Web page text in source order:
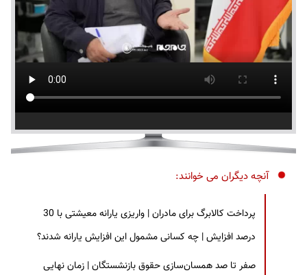
آنچه دیگران می خوانند:
پرداخت کالابرگ برای مادران | واریزی یارانه معیشتی با 30
درصد افزایش | چه کسانی مشمول این افزایش یارانه شدند؟
صفر تا صد همسان‌سازی حقوق بازنشستگان | زمان نهایی